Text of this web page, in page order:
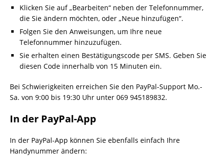
Klicken Sie auf „Bearbeiten“ neben der Telefonnummer,
die Sie ändern möchten, oder „Neue hinzufügen“.
Folgen Sie den Anweisungen, um Ihre neue
Telefonnummer hinzuzufügen.
Sie erhalten einen Bestätigungscode per SMS. Geben Sie
diesen Code innerhalb von 15 Minuten ein.
Bei Schwierigkeiten erreichen Sie den PayPal-Support Mo.-
Sa. von 9:00 bis 19:30 Uhr unter 069 945189832.
In der PayPal-App
In der PayPal-App können Sie ebenfalls einfach Ihre
Handynummer ändern: